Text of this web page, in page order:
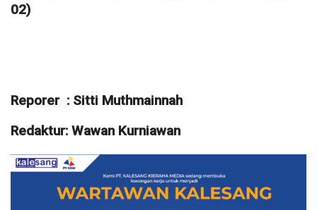
02)
Reporer : Sitti Muthmainnah
Redaktur: Wawan Kurniawan